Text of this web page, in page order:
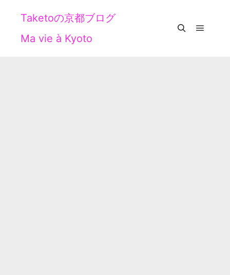
Taketoの京都ブログ
Ma vie à Kyoto